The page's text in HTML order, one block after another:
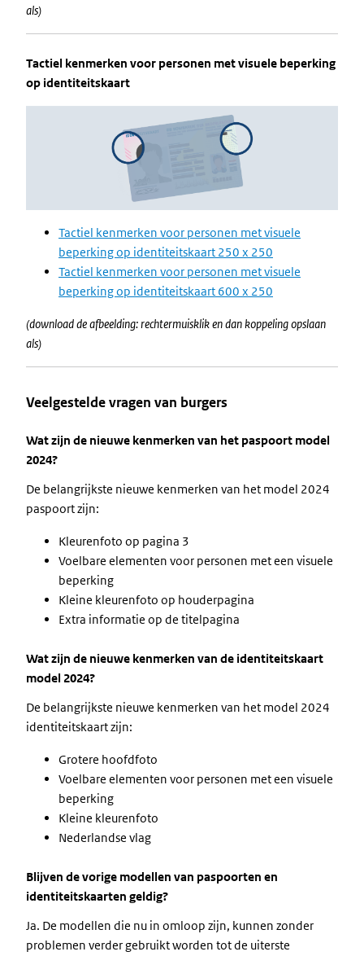
als)
Tactiel kenmerken voor personen met visuele beperking
op identiteitskaart
Image
Tactiel kenmerken voor personen met visuele
beperking op identiteitskaart 250 x 250
Tactiel kenmerken voor personen met visuele
beperking op identiteitskaart 600 x 250
(download de afbeelding: rechtermuisklik en dan koppeling opslaan
als)
Veelgestelde vragen van burgers
Wat zijn de nieuwe kenmerken van het paspoort model
2024?
De belangrijkste nieuwe kenmerken van het model 2024
paspoort zijn:
Kleurenfoto op pagina 3
Voelbare elementen voor personen met een visuele
beperking
Kleine kleurenfoto op houderpagina
Extra informatie op de titelpagina
Wat zijn de nieuwe kenmerken van de identiteitskaart
model 2024?
De belangrijkste nieuwe kenmerken van het model 2024
identiteitskaart zijn:
Grotere hoofdfoto
Voelbare elementen voor personen met een visuele
beperking
Kleine kleurenfoto
Nederlandse vlag
Blijven de vorige modellen van paspoorten en
identiteitskaarten geldig?
Ja. De modellen die nu in omloop zijn, kunnen zonder
problemen verder gebruikt worden tot de uiterste